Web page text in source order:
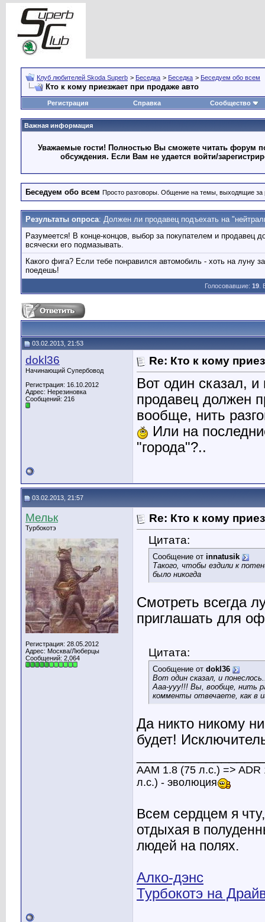
Клуб любителей Skoda Superb > Беседка > Беседка > Беседуем обо всем
Кто к кому приезжает при продаже авто
Регистрация Справка Сообщество
Важная информация
Уважаемые гости! Полностью Вы сможете читать форум
обсуждения. Если Вам не удается войти/
Беседуем обо всем Просто разговоры. Общение на темы, выходящие за
Результаты опроса: Должен ли продавец подъехать на
Разумеется! В конце-концов, выбор за покупателем и продавец
всячески его подмазывать.
Какого фига? Если тебе понравился автомобиль - хоть на луну
поедешь!
Голосовавшие: 19.
03.02.2013, 21:53
dokl36
Начинающий Супербовод
Регистрация: 16.10.2012
Адрес: Нерезиновка
Сообщений: 216
Re: Кто к кому
Вот один сказал,
продавец должен
вообще, нить
Или на
"города"?..
03.02.2013, 21:57
Мельк
Турбокотэ
Регистрация: 28.05.2012
Адрес: Москва/Люберцы
Сообщений: 2,064
Re: Кто к кому
Цитата:
Сообщение от innatusik
Такого, чтобы ездили к
было никогда
Смотреть всегда
приглашать для
Цитата:
Сообщение от dokl36
Вот один сказал, и
Ааа-ууу!!! Вы, вообще, нить
комменты отвечаете, как в
Да никто никому
будет!
АAM 1.8 (75 л.с.) =>
л.с.) - эволюция
Всем сердцем я чту,
отдыхая в
людей на полях.
Алко-дэнс
Турбокотэ на